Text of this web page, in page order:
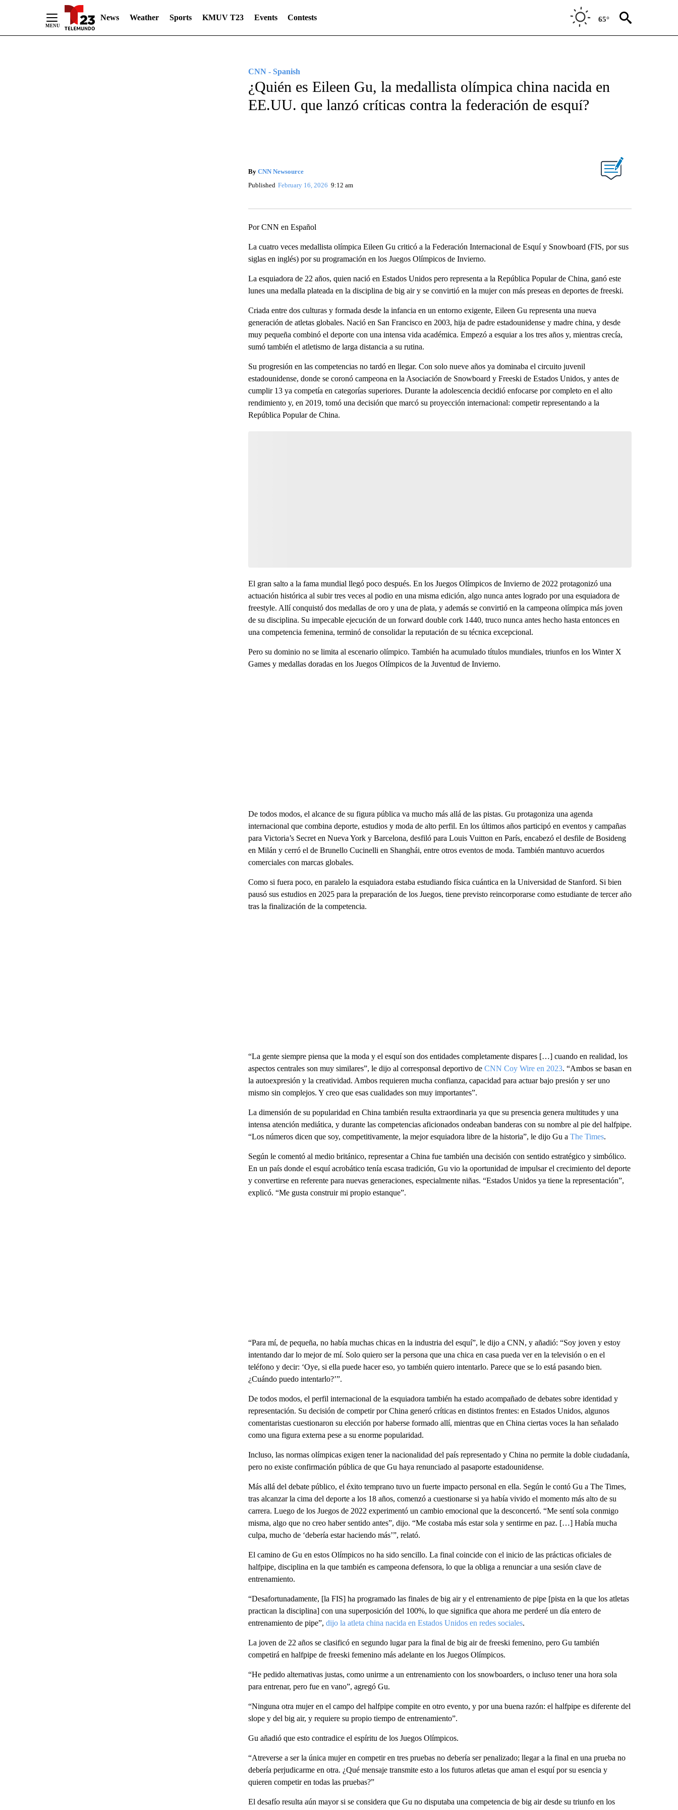
News Weather Sports KMUV T23 Events Contests 65°
CNN - Spanish
¿Quién es Eileen Gu, la medallista olímpica china nacida en
EE.UU. que lanzó críticas contra la federación de esquí?
By CNN Newsource
Published February 16, 2026 9:12 am
Por CNN en Español
La cuatro veces medallista olímpica Eileen Gu criticó a la Federación Internacional de Esquí y Snowboard (FIS, por sus
siglas en inglés) por su programación en los Juegos Olímpicos de Invierno.
La esquiadora de 22 años, quien nació en Estados Unidos pero representa a la República Popular de China, ganó este
lunes una medalla plateada en la disciplina de big air y se convirtió en la mujer con más preseas en deportes de freeski.
Criada entre dos culturas y formada desde la infancia en un entorno exigente, Eileen Gu representa una nueva
generación de atletas globales. Nació en San Francisco en 2003, hija de padre estadounidense y madre china, y desde
muy pequeña combinó el deporte con una intensa vida académica. Empezó a esquiar a los tres años y, mientras crecía,
sumó también el atletismo de larga distancia a su rutina.
Su progresión en las competencias no tardó en llegar. Con solo nueve años ya dominaba el circuito juvenil
estadounidense, donde se coronó campeona en la Asociación de Snowboard y Freeski de Estados Unidos, y antes de
cumplir 13 ya competía en categorías superiores. Durante la adolescencia decidió enfocarse por completo en el alto
rendimiento y, en 2019, tomó una decisión que marcó su proyección internacional: competir representando a la
República Popular de China.
El gran salto a la fama mundial llegó poco después. En los Juegos Olímpicos de Invierno de 2022 protagonizó una
actuación histórica al subir tres veces al podio en una misma edición, algo nunca antes logrado por una esquiadora de
freestyle. Allí conquistó dos medallas de oro y una de plata, y además se convirtió en la campeona olímpica más joven
de su disciplina. Su impecable ejecución de un forward double cork 1440, truco nunca antes hecho hasta entonces en
una competencia femenina, terminó de consolidar la reputación de su técnica excepcional.
Pero su dominio no se limita al escenario olímpico. También ha acumulado títulos mundiales, triunfos en los Winter X
Games y medallas doradas en los Juegos Olímpicos de la Juventud de Invierno.
De todos modos, el alcance de su figura pública va mucho más allá de las pistas. Gu protagoniza una agenda
internacional que combina deporte, estudios y moda de alto perfil. En los últimos años participó en eventos y campañas
para Victoria’s Secret en Nueva York y Barcelona, desfiló para Louis Vuitton en París, encabezó el desfile de Bosideng
en Milán y cerró el de Brunello Cucinelli en Shanghái, entre otros eventos de moda. También mantuvo acuerdos
comerciales con marcas globales.
Como si fuera poco, en paralelo la esquiadora estaba estudiando física cuántica en la Universidad de Stanford. Si bien
pausó sus estudios en 2025 para la preparación de los Juegos, tiene previsto reincorporarse como estudiante de tercer año
tras la finalización de la competencia.
“La gente siempre piensa que la moda y el esquí son dos entidades completamente dispares […] cuando en realidad, los
aspectos centrales son muy similares”, le dijo al corresponsal deportivo de CNN Coy Wire en 2023. “Ambos se basan en
la autoexpresión y la creatividad. Ambos requieren mucha confianza, capacidad para actuar bajo presión y ser uno
mismo sin complejos. Y creo que esas cualidades son muy importantes”.
La dimensión de su popularidad en China también resulta extraordinaria ya que su presencia genera multitudes y una
intensa atención mediática, y durante las competencias aficionados ondeaban banderas con su nombre al pie del halfpipe.
“Los números dicen que soy, competitivamente, la mejor esquiadora libre de la historia”, le dijo Gu a The Times.
Según le comentó al medio británico, representar a China fue también una decisión con sentido estratégico y simbólico.
En un país donde el esquí acrobático tenía escasa tradición, Gu vio la oportunidad de impulsar el crecimiento del deporte
y convertirse en referente para nuevas generaciones, especialmente niñas. “Estados Unidos ya tiene la representación”,
explicó. “Me gusta construir mi propio estanque”.
“Para mí, de pequeña, no había muchas chicas en la industria del esquí”, le dijo a CNN, y añadió: “Soy joven y estoy
intentando dar lo mejor de mí. Solo quiero ser la persona que una chica en casa pueda ver en la televisión o en el
teléfono y decir: ‘Oye, si ella puede hacer eso, yo también quiero intentarlo. Parece que se lo está pasando bien.
¿Cuándo puedo intentarlo?’”.
De todos modos, el perfil internacional de la esquiadora también ha estado acompañado de debates sobre identidad y
representación. Su decisión de competir por China generó críticas en distintos frentes: en Estados Unidos, algunos
comentaristas cuestionaron su elección por haberse formado allí, mientras que en China ciertas voces la han señalado
como una figura externa pese a su enorme popularidad.
Incluso, las normas olímpicas exigen tener la nacionalidad del país representado y China no permite la doble ciudadanía,
pero no existe confirmación pública de que Gu haya renunciado al pasaporte estadounidense.
Más allá del debate público, el éxito temprano tuvo un fuerte impacto personal en ella. Según le contó Gu a The Times,
tras alcanzar la cima del deporte a los 18 años, comenzó a cuestionarse si ya había vivido el momento más alto de su
carrera. Luego de los Juegos de 2022 experimentó un cambio emocional que la desconcertó. “Me sentí sola conmigo
misma, algo que no creo haber sentido antes”, dijo. “Me costaba más estar sola y sentirme en paz. […] Había mucha
culpa, mucho de ‘debería estar haciendo más’”, relató.
El camino de Gu en estos Olímpicos no ha sido sencillo. La final coincide con el inicio de las prácticas oficiales de
halfpipe, disciplina en la que también es campeona defensora, lo que la obliga a renunciar a una sesión clave de
entrenamiento.
“Desafortunadamente, [la FIS] ha programado las finales de big air y el entrenamiento de pipe [pista en la que los atletas
practican la disciplina] con una superposición del 100%, lo que significa que ahora me perderé un día entero de
entrenamiento de pipe”, dijo la atleta china nacida en Estados Unidos en redes sociales.
La joven de 22 años se clasificó en segundo lugar para la final de big air de freeski femenino, pero Gu también
competirá en halfpipe de freeski femenino más adelante en los Juegos Olímpicos.
“He pedido alternativas justas, como unirme a un entrenamiento con los snowboarders, o incluso tener una hora sola
para entrenar, pero fue en vano”, agregó Gu.
“Ninguna otra mujer en el campo del halfpipe compite en otro evento, y por una buena razón: el halfpipe es diferente del
slope y del big air, y requiere su propio tiempo de entrenamiento”.
Gu añadió que esto contradice el espíritu de los Juegos Olímpicos.
“Atreverse a ser la única mujer en competir en tres pruebas no debería ser penalizado; llegar a la final en una prueba no
debería perjudicarme en otra. ¿Qué mensaje transmite esto a los futuros atletas que aman el esquí por su esencia y
quieren competir en todas las pruebas?”
El desafío resulta aún mayor si se considera que Gu no disputaba una competencia de big air desde su triunfo en los